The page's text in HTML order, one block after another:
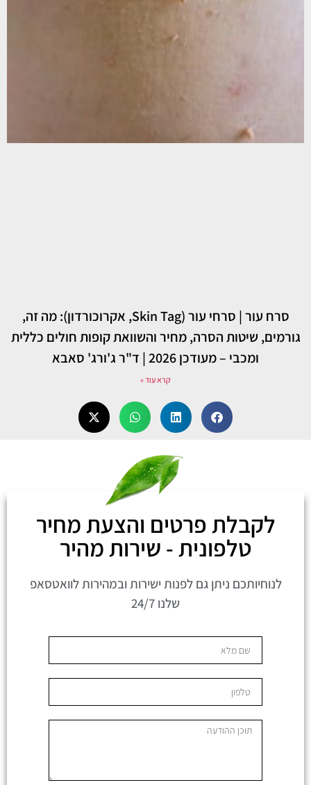
סרח עור | סרחי עור (Skin Tag, אקרוכורדון): מה זה,
גורמים, שיטות הסרה, מחיר והשוואת קופות חולים כללית
ומכבי – מעודכן 2026 | ד"ר ג'ורג' סאבא
קרא עוד »
לקבלת פרטים והצעת מחיר
טלפונית - שירות מהיר
לנוחיותכם ניתן גם לפנות ישירות ובמהירות לוואטסאפ
שלנו 24/7